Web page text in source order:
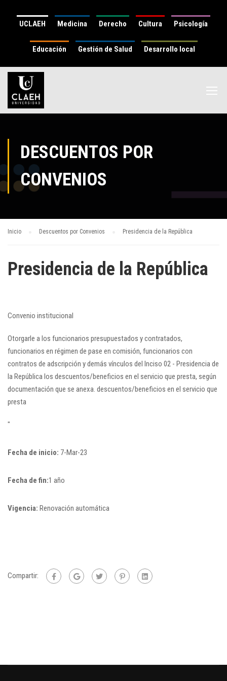
UCLAEH Medicina Derecho Cultura Psicología
Educación Gestión de Salud Desarrollo local
DESCUENTOS POR
CONVENIOS
Inicio Descuentos por Convenios Presidencia de la República
Presidencia de la República
Convenio institucional
Otorgarle a los funcionarios presupuestados y contratados,
funcionarios en régimen de pase en comisión, funcionarios con
contratos de adscripción y demás vínculos del Inciso 02 - Presidencia de
la República los descuentos/beneficios en el servicio que presta, según
documentación que se anexa. descuentos/beneficios en el servicio que
presta
"
Fecha de inicio: 7-Mar-23
Fecha de fin:1 año
Vigencia: Renovación automática
Compartir: